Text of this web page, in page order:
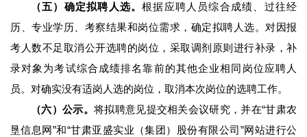
（五）确定拟聘人选。根据应聘人员综合成绩、过往经
历、专业学历、考察结果和岗位需求，确定拟聘人选。对因报
考人数不足取消公开选聘的岗位，采取调剂原则进行补录，补
录对象为考试综合成绩排名靠前的其他企业相同岗位应聘人
员。对确实没有适岗人选的岗位，取消本次岗位的选聘工作。
（六）公示。 将拟聘意见提交相关会议研究，并在“甘肃农
垦信息网”和“甘肃亚盛实业（集团）股份有限公司”网站进行公